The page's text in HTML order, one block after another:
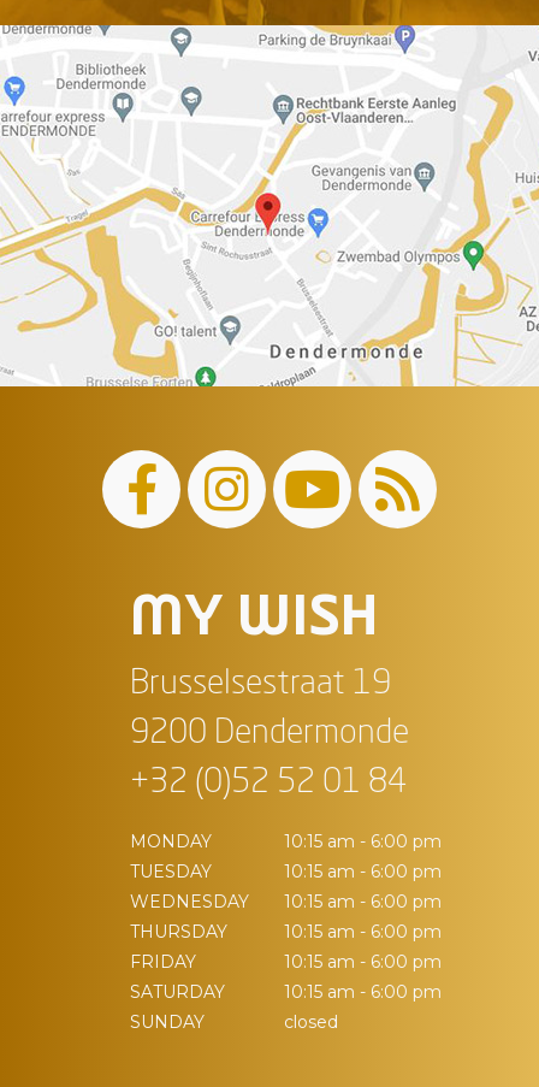
MY WISH
Brusselsestraat 19
9200 Dendermonde
+32 (0)52 52 01 84
MONDAY
10:15 am - 6:00 pm
TUESDAY
10:15 am - 6:00 pm
WEDNESDAY
10:15 am - 6:00 pm
THURSDAY
10:15 am - 6:00 pm
FRIDAY
10:15 am - 6:00 pm
SATURDAY
10:15 am - 6:00 pm
SUNDAY
closed